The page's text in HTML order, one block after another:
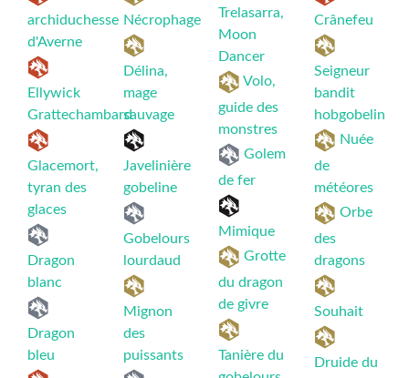
archiduchesse
d'Averne
Ellywick
Grattechambard
Glacemort,
tyran des
glaces
Dragon
blanc
Dragon
bleu
Nécrophage
Délina,
mage
sauvage
Javelinière
gobeline
Gobelours
lourdaud
Mignon
des
puissants
Trelasarra,
Moon
Dancer
Volo,
guide des
monstres
Golem
de fer
Mimique
Grotte
du dragon
de givre
Tanière du
Crânefeu
Seigneur
bandit
hobgobelin
Nuée
de
météores
Orbe
des
dragons
Souhait
Druide du